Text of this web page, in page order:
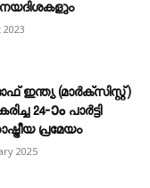
നയദിശകളും
2023
ഇന്ത്യ (മാർക്സിസ്റ്റ്)
24‐ാം പാർട്ടി
പ്രമേയം
2025